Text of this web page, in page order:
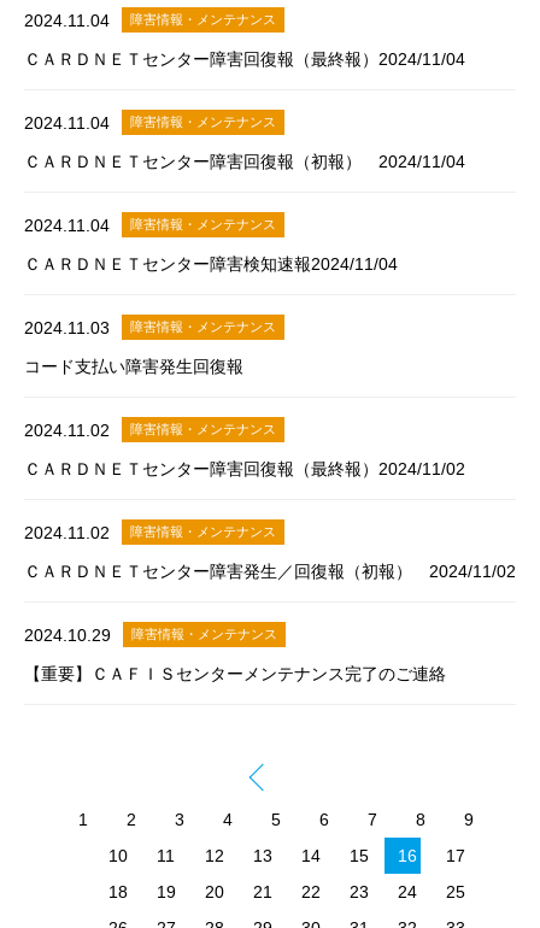
2024.11.04 障害情報・メンテナンス
ＣＡＲＤＮＥＴセンター障害回復報（最終報）2024/11/04
2024.11.04 障害情報・メンテナンス
ＣＡＲＤＮＥＴセンター障害回復報（初報） 2024/11/04
2024.11.04 障害情報・メンテナンス
ＣＡＲＤＮＥＴセンター障害検知速報2024/11/04
2024.11.03 障害情報・メンテナンス
コード支払い障害発生回復報
2024.11.02 障害情報・メンテナンス
ＣＡＲＤＮＥＴセンター障害回復報（最終報）2024/11/02
2024.11.02 障害情報・メンテナンス
ＣＡＲＤＮＥＴセンター障害発生／回復報（初報） 2024/11/02
2024.10.29 障害情報・メンテナンス
【重要】ＣＡＦＩＳセンターメンテナンス完了のご連絡